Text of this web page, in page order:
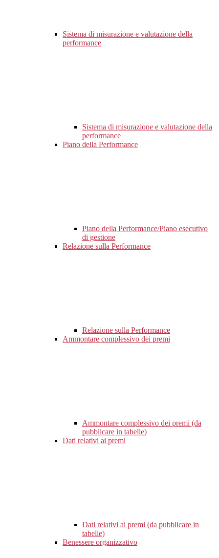
Sistema di misurazione e valutazione della
performance
Sistema di misurazione e valutazione della
performance
Piano della Performance
Piano della Performance/Piano esecutivo
di gestione
Relazione sulla Performance
Relazione sulla Performance
Ammontare complessivo dei premi
Ammontare complessivo dei premi (da
pubblicare in tabelle)
Dati relativi ai premi
Dati relativi ai premi (da pubblicare in
tabelle)
Benessere organizzativo